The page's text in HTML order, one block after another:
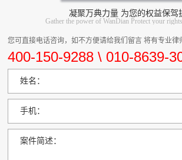
凝聚万典力量 为您的权益保驾
Gather the power of WanDian Protect your
您可直接电话咨询，如不方便请给我们留言 将有专业律
400-150-9288 \ 010-8639-
姓名：
手机：
案件简述：